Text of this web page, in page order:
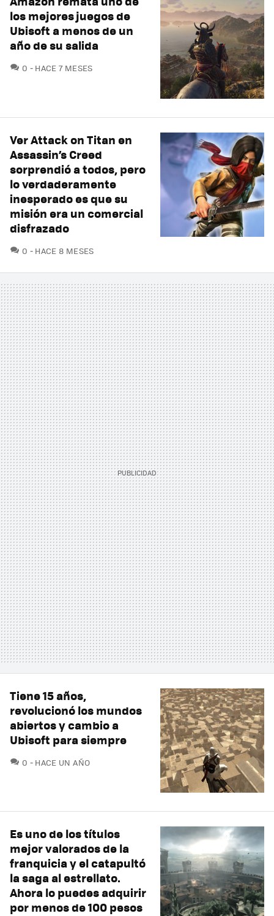
los mejores juegos de
Ubisoft a menos de un
año de su salida
0 COMENTARIOS
HACE 7 MESES
Ver Attack on Titan en
Assassin’s Creed
sorprendió a todos, pero
lo verdaderamente
inesperado es que su
misión era un comercial
disfrazado
0 COMENTARIOS
HACE 8 MESES
Tiene 15 años,
revolucionó los mundos
abiertos y cambio a
Ubisoft para siempre
0 COMENTARIOS
HACE UN AÑO
Es uno de los títulos
mejor valorados de la
franquicia y el catapultó
la saga al estrellato.
Ahora lo puedes adquirir
por menos de 100 pesos